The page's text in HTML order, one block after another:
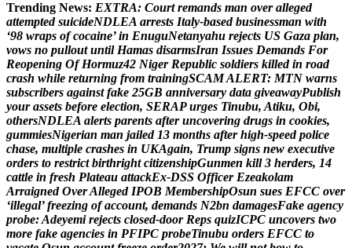
Trending News: EXTRA: Court remands man over alleged
attempted suicideNDLEA arrests Italy-based businessman with
‘98 wraps of cocaine’ in EnuguNetanyahu rejects US Gaza plan,
vows no pullout until Hamas disarmsIran Issues Demands For
Reopening Of Hormuz42 Niger Republic soldiers killed in road
crash while returning from trainingSCAMALERT: MTN warns
subscribers against fake 25GB anniversary data giveawayPublish
your assets before election, SERAP urges Tinubu, Atiku, Obi,
othersNDLEA alerts parents after uncovering drugs in cookies,
gummiesNigerian man jailed 13 months after high-speed police
chase, multiple crashes in UKAgain, Trump signs new executive
orders to restrict birthright citizenshipGunmen kill 3 herders, 14
cattle in fresh Plateau attackEx-DSS Officer Ezeakolam
Arraigned OverAlleged IPOB MembershipOsun sues EFCC over
‘illegal’ freezing of account, demands N2bn damagesFake agency
probe:Adeyemi rejects closed-door Reps quizICPC uncovers two
more fake agencies in PFIPC probeTinubu orders EFCC to